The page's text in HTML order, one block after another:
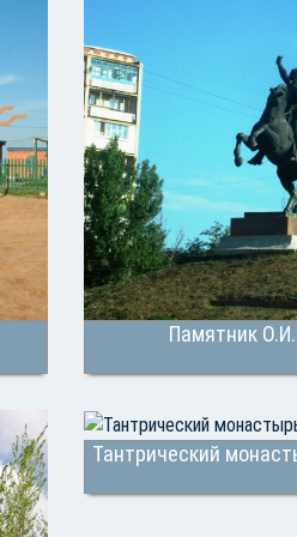
Памятник
Тантрический